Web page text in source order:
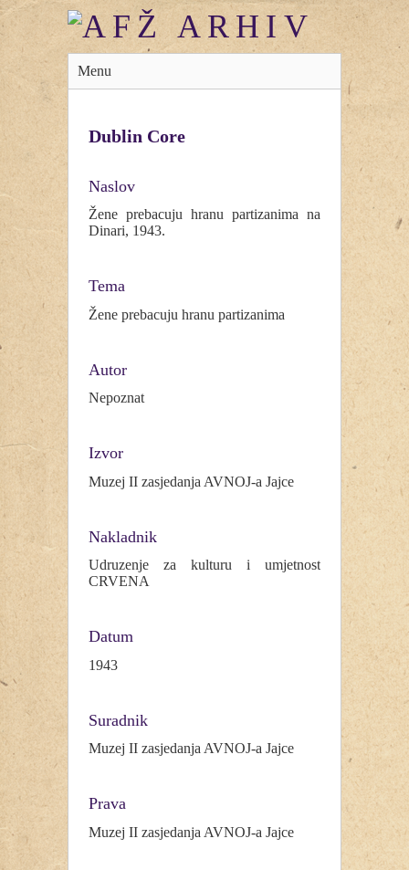
Menu
Dublin Core
Naslov
Žene prebacuju hranu partizanima na
Dinari, 1943.
Tema
Žene prebacuju hranu partizanima
Autor
Nepoznat
Izvor
Muzej II zasjedanja AVNOJ-a Jajce
Nakladnik
Udruzenje za kulturu i umjetnost
CRVENA
Datum
1943
Suradnik
Muzej II zasjedanja AVNOJ-a Jajce
Prava
Muzej II zasjedanja AVNOJ-a Jajce